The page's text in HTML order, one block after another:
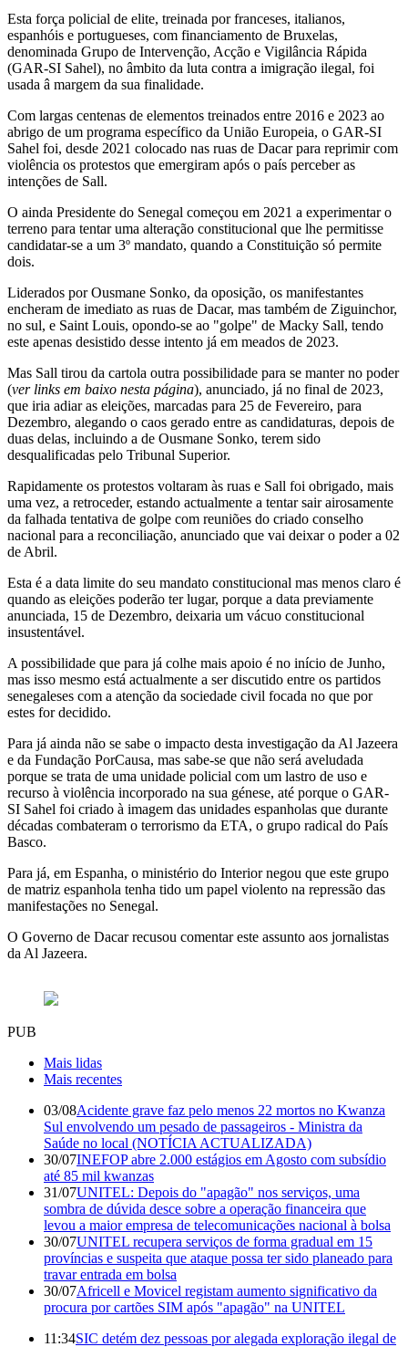
Esta força policial de elite, treinada por franceses, italianos,
espanhóis e portugueses, com financiamento de Bruxelas,
denominada Grupo de Intervenção, Acção e Vigilância Rápida
(GAR-SI Sahel), no âmbito da luta contra a imigração ilegal, foi
usada â margem da sua finalidade.
Com largas centenas de elementos treinados entre 2016 e 2023 ao
abrigo de um programa específico da União Europeia, o GAR-SI
Sahel foi, desde 2021 colocado nas ruas de Dacar para reprimir com
violência os protestos que emergiram após o país perceber as
intenções de Sall.
O ainda Presidente do Senegal começou em 2021 a experimentar o
terreno para tentar uma alteração constitucional que lhe permitisse
candidatar-se a um 3º mandato, quando a Constituição só permite
dois.
Liderados por Ousmane Sonko, da oposição, os manifestantes
encheram de imediato as ruas de Dacar, mas também de Ziguinchor,
no sul, e Saint Louis, opondo-se ao "golpe" de Macky Sall, tendo
este apenas desistido desse intento já em meados de 2023.
Mas Sall tirou da cartola outra possibilidade para se manter no poder
(ver links em baixo nesta página), anunciado, já no final de 2023,
que iria adiar as eleições, marcadas para 25 de Fevereiro, para
Dezembro, alegando o caos gerado entre as candidaturas, depois de
duas delas, incluindo a de Ousmane Sonko, terem sido
desqualificadas pelo Tribunal Superior.
Rapidamente os protestos voltaram às ruas e Sall foi obrigado, mais
uma vez, a retroceder, estando actualmente a tentar sair airosamente
da falhada tentativa de golpe com reuniões do criado conselho
nacional para a reconciliação, anunciado que vai deixar o poder a 02
de Abril.
Esta é a data limite do seu mandato constitucional mas menos claro é
quando as eleições poderão ter lugar, porque a data previamente
anunciada, 15 de Dezembro, deixaria um vácuo constitucional
insustentável.
A possibilidade que para já colhe mais apoio é no início de Junho,
mas isso mesmo está actualmente a ser discutido entre os partidos
senegaleses com a atenção da sociedade civil focada no que por
estes for decidido.
Para já ainda não se sabe o impacto desta investigação da Al Jazeera
e da Fundação PorCausa, mas sabe-se que não será aveludada
porque se trata de uma unidade policial com um lastro de uso e
recurso à violência incorporado na sua génese, até porque o GAR-
SI Sahel foi criado à imagem das unidades espanholas que durante
décadas combateram o terrorismo da ETA, o grupo radical do País
Basco.
Para já, em Espanha, o ministério do Interior negou que este grupo
de matriz espanhola tenha tido um papel violento na repressão das
manifestações no Senegal.
O Governo de Dacar recusou comentar este assunto aos jornalistas
da Al Jazeera.
PUB
Mais lidas
Mais recentes
03/08Acidente grave faz pelo menos 22 mortos no Kwanza
Sul envolvendo um pesado de passageiros - Ministra da
Saúde no local (NOTÍCIA ACTUALIZADA)
30/07INEFOP abre 2.000 estágios em Agosto com subsídio
até 85 mil kwanzas
31/07UNITEL: Depois do "apagão" nos serviços, uma
sombra de dúvida desce sobre a operação financeira que
levou a maior empresa de telecomunicações nacional à bolsa
30/07UNITEL recupera serviços de forma gradual em 15
províncias e suspeita que ataque possa ter sido planeado para
travar entrada em bolsa
30/07Africell e Movicel registam aumento significativo da
procura por cartões SIM após "apagão" na UNITEL
11:34SIC detém dez pessoas por alegada exploração ilegal de